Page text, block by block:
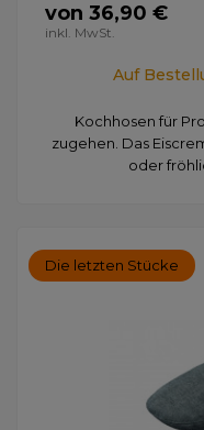
von 36,90 €
inkl. MwSt.
Auf
Kochhosen für
zugehen. Das
oder
Die letzten Stücke